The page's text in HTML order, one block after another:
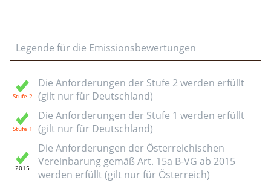
Legende für die Emissionsbewertungen
Die Anforderungen der Stufe 2 werden erfüllt
(gilt nur für Deutschland)
Die Anforderungen der Stufe 1 werden erfüllt
(gilt nur für Deutschland)
Die Anforderungen der Österreichischen
Vereinbarung gemäß Art. 15a B-VG ab 2015
werden erfüllt (gilt nur für Österreich)